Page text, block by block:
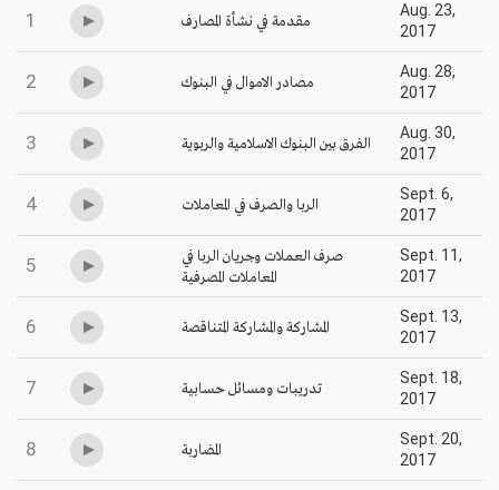
1
Aug. 23,
2017
2
Aug. 28,
2017
3
Aug. 30,
2017
4
Sept. 6,
2017
5
صرف العملات وجريان الربا في
Sept. 11,
2017
6
Sept. 13,
2017
7
Sept. 18,
2017
8
Sept. 20,
2017